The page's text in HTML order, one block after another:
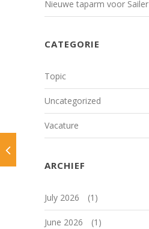
Nieuwe taparm voor Sailer
CATEGORIE
Topic
Uncategorized
Vacature
ARCHIEF
July 2026 (1)
June 2026 (1)